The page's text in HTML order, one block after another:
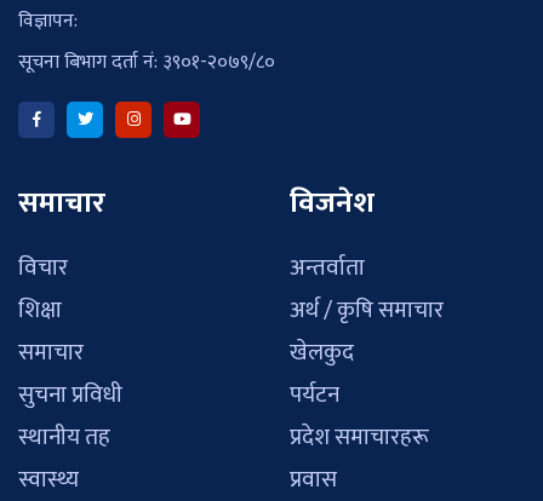
विज्ञापन:
सूचना बिभाग दर्ता नं: ३९०१-२०७९/८०
समाचार
विचार
शिक्षा
समाचार
सुचना प्रविधी
स्थानीय तह
स्वास्थ्य
विजनेश
अन्तर्वाता
अर्थ / कृषि समाचार
खेलकुद
पर्यटन
प्रदेश समाचारहरू
प्रवास